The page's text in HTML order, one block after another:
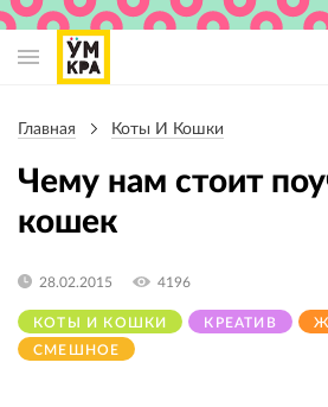
навигация
навигации
Главная Коты И Кошки
Чему нам стоит
кошек
КОТЫ И КОШКИ КРЕАТИВ
СМЕШНОЕ
28.02.2015 4196